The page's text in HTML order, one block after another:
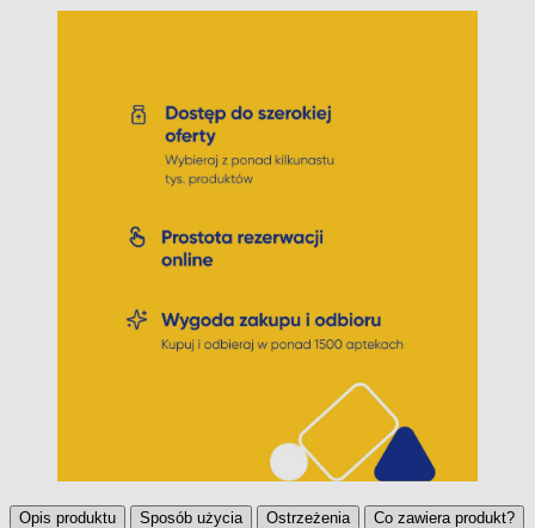
Opis produktu Sposób użycia Ostrzeżenia
Co zawiera produkt?